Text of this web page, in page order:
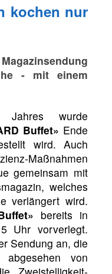
kochen nur
- mit einem
wurde
Buffet» Ende
wird. Auch
Maßnahmen
gemeinsam mit
welches
verlängert wird.
bereits in
Uhr vorverlegt.
Sendung an, die
von